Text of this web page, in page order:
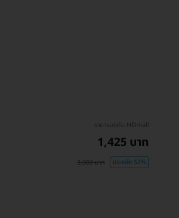
ราคาจองกับ HDmall
1,425 บาท
3,000 บาท ประหยัด 53%